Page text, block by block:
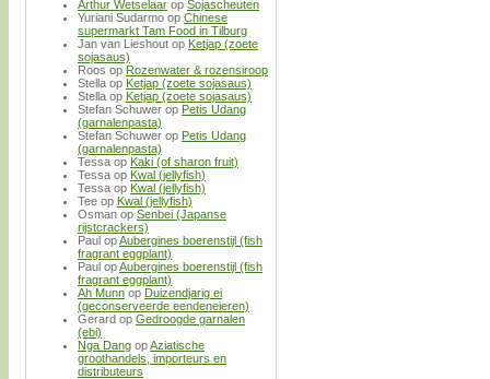
Arthur Wetselaar op Sojascheuten
Yuriani Sudarmo op Chinese
supermarkt Tam Food in Tilburg
Jan van Lieshout op Ketjap (zoete
sojasaus)
Roos op Rozenwater & rozensiroop
Stella op Ketjap (zoete sojasaus)
Stella op Ketjap (zoete sojasaus)
Stefan Schuwer op Petis Udang
(garnalenpasta)
Stefan Schuwer op Petis Udang
(garnalenpasta)
Tessa op Kaki (of sharon fruit)
Tessa op Kwal (jellyfish)
Tessa op Kwal (jellyfish)
Tee op Kwal (jellyfish)
Osman op Senbei (Japanse
rijstcrackers)
Paul opAubergines boerenstijl (fish
fragrant eggplant)
Paul opAubergines boerenstijl (fish
fragrant eggplant)
Ah Munn op Duizendjarig ei
(geconserveerde eendeneieren)
Gerard op Gedroogde garnalen
(ebi)
Nga Dang opAziatische
groothandels, importeurs en
distributeurs